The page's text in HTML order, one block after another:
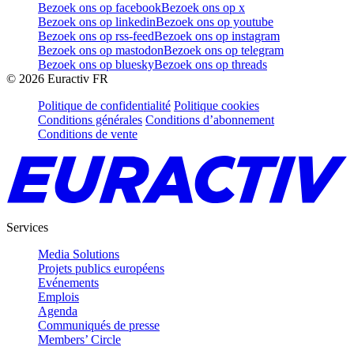
Bezoek ons op facebookBezoek ons op x
Bezoek ons op linkedinBezoek ons op youtube
Bezoek ons op rss-feedBezoek ons op instagram
Bezoek ons op mastodonBezoek ons op telegram
Bezoek ons op blueskyBezoek ons op threads
© 2026 Euractiv FR
Politique de confidentialité Politique cookies
Conditions générales Conditions d’abonnement
Conditions de vente
Services
Media Solutions
Projets publics européens
Evénements
Emplois
Agenda
Communiqués de presse
Members’ Circle